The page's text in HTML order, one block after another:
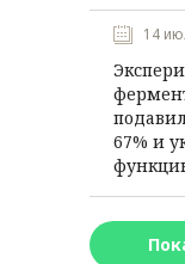
14
67% и